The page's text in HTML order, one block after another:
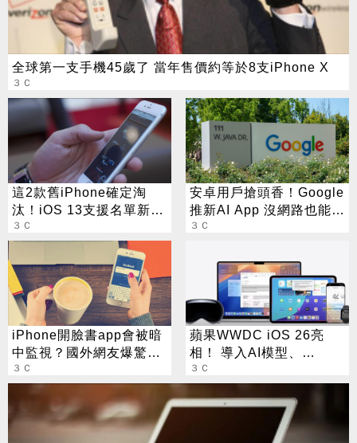
全球第一支手機45歲了 當年售價約等於8支iPhone X
３Ｃ
這2款舊iPhone確定淘
汰！iOS 13支援名單新出
爐
３Ｃ
安卓用戶搶頭香！Google
推新AI App 沒網路也能能
用
３Ｃ
iPhone開臉書app會被暗
中監視？國外網友爆驚人
bug
３Ｃ
蘋果WWDC iOS 26亮
相！ 導入AI模型、
FaceTime即時翻譯
３Ｃ